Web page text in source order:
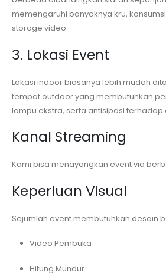
memengaruhi banyaknya kru,
storage video.
3. Lokasi Event
Lokasi indoor biasanya lebih mudah
tempat outdoor yang membutuhkan
lampu ekstra, serta antisipasi terhadap
Kanal Streaming
Kami bisa menayangkan event via
Keperluan Visual
Sejumlah event membutuhkan desain
Video Pembuka
Hitung Mundur